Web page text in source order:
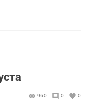
960 0 0